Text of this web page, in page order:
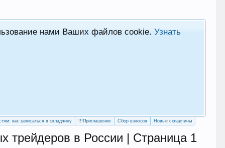
нами Ваших файлов cookie.Узнать
как записаться в складчину !!!Приглашение Сбор взносов Новые складчины
трейдеров в России | Страница 1